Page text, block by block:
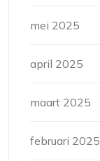
mei 2025
april 2025
maart 2025
februari 2025